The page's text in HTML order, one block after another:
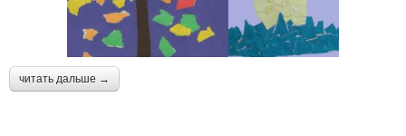
читать дальше →